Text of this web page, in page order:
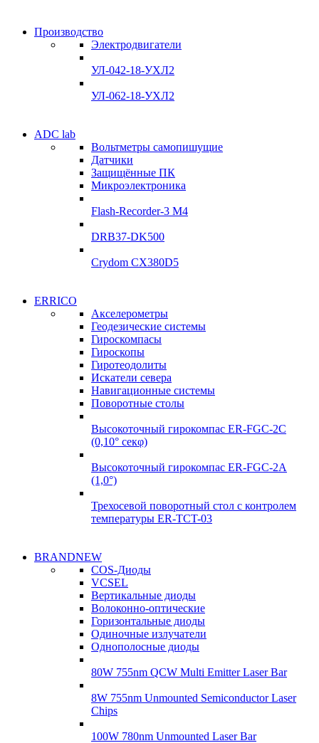
Склад
Подробнее
Гироскопы
Производство
Электродвигатели
УЛ-042-18-УХЛ2
УЛ-062-18-УХЛ2
УЛ-04 УЛ-06
Подробнее
УЛ-04 УЛ-06
Подробнее
ADC lab
Вольтметры самопишущие
Датчики
Защищённые ПК
Микроэлектроника
Flash-Recorder-3 М4
DRB37-DK500
Crydom CX380D5
ADClab
Подробнее
ADClab
Подробнее
ERRICO
Акселерометры
Геодезические системы
Гироскомпасы
Гироскопы
Гиротеодолиты
Искатели севера
Навигационные системы
Поворотные столы
Высокоточный гирокомпас ER-FGC-2C
(0,10° секφ)
Высокоточный гирокомпас ER-FGC-2A
(1,0°)
Трехосевой поворотный стол с контролем
температуры ER-TCT-03
Гироскопы
Подробнее
Надежные поставки
Гироскопы
Подробнее
BRANDNEW
COS-Диоды
VCSEL
Вертикальные диоды
Волоконно-оптические
Горизонтальные диоды
Одиночные излучатели
Однополосные диоды
80W 755nm QCW Multi Emitter Laser Bar
8W 755nm Unmounted Semiconductor Laser
Chips
100W 780nm Unmounted Laser Bar